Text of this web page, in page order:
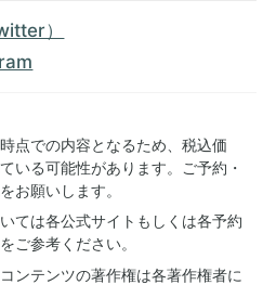
）
点での内容となるため、税込価
いる可能性があります。ご予約・
お願いします。
ては各公式サイトもしくは各予約
ご参考ください。
ンテンツの著作権は各著作権者に